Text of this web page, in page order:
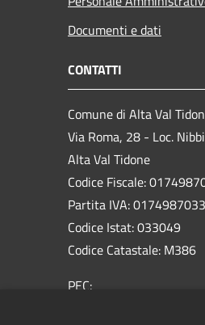
Documenti e dati
CONTATTI
Comune di Alta Val
Via Roma, 28 - Loc.
Alta Val Tidone
Codice Fiscale:
Partita IVA:
Codice Istat: 033049
Codice Catastale: M386
PEC: